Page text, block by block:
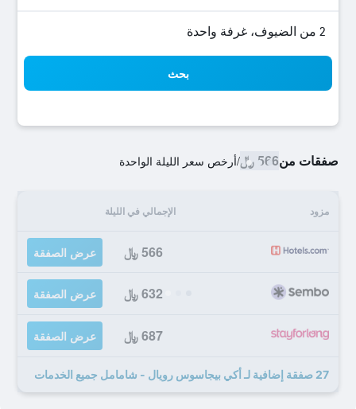
2 من الضيوف، غرفة واحدة
بحث
صفقات من566 ﷼ /أرخص سعر الليلة الواحدة
مزود الإجمالي في الليلة
566 ﷼ عرض الصفقة
632 ﷼ عرض الصفقة
687 ﷼ عرض الصفقة
27 صفقة إضافية لـ أكي بيجاسوس رويال - شامامل جميع الخدمات